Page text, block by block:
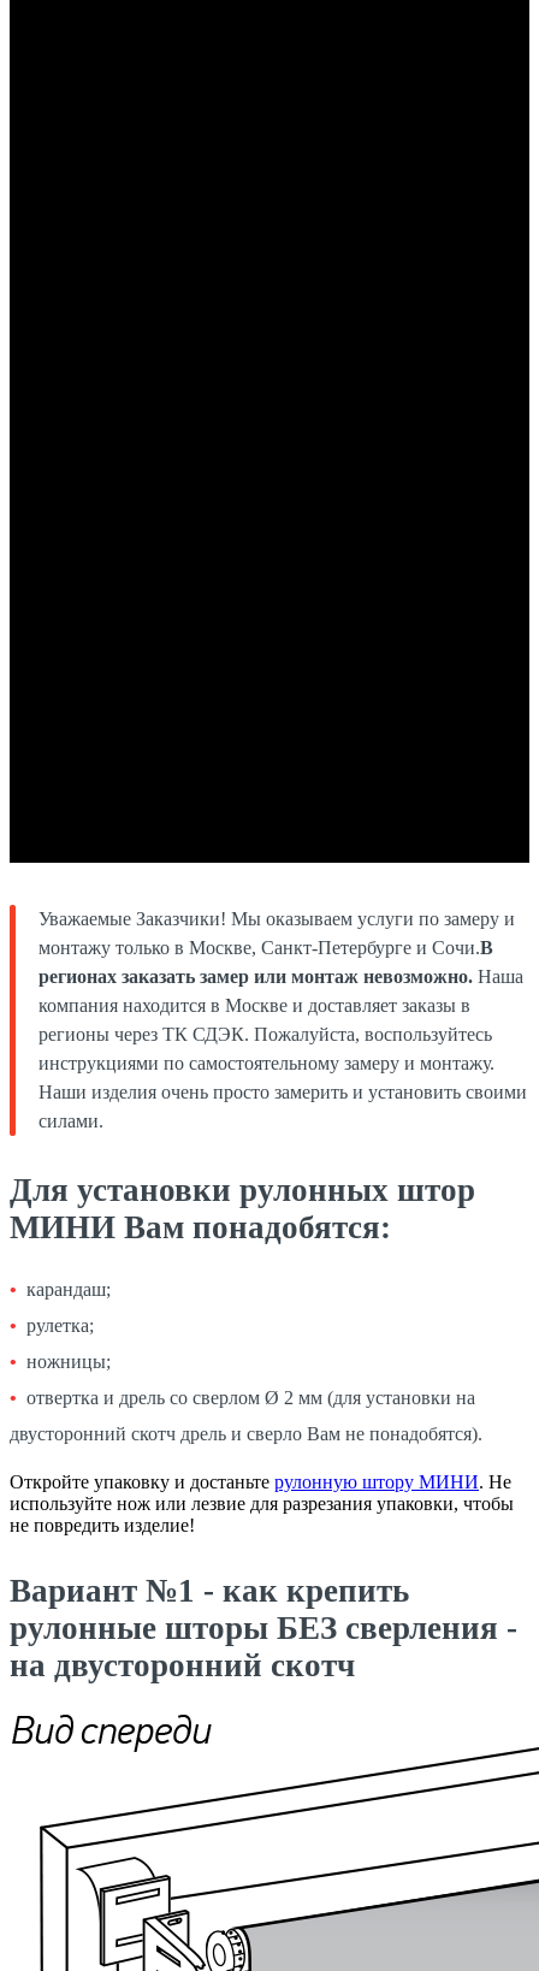
Уважаемые Заказчики! Мы оказываем услуги по замеру и
монтажу только в Москве, Санкт-Петербурге и Сочи.В
регионах заказать замер или монтаж невозможно. Наша
компания находится в Москве и доставляет заказы в
регионы через ТК СДЭК. Пожалуйста, воспользуйтесь
инструкциями по самостоятельному замеру и монтажу.
Наши изделия очень просто замерить и установить своими
силами.
Для установки рулонных штор
МИНИ Вам понадобятся:
карандаш;
рулетка;
ножницы;
отвертка и дрель со сверлом Ø 2 мм (для установки на
двусторонний скотч дрель и сверло Вам не понадобятся).
Откройте упаковку и достаньте рулонную штору МИНИ. Не
используйте нож или лезвие для разрезания упаковки, чтобы
не повредить изделие!
Вариант №1 - как крепить
рулонные шторы БЕЗ сверления -
на двусторонний скотч